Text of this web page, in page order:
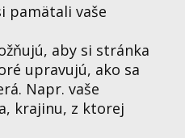
pamätali vaše
aby si stránka
upravujú, ako sa
Napr. vaše
krajinu, z ktorej